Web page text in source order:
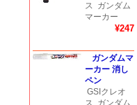
ス ガンダム
マーカー
¥247
ガンダムマ
ーカー 消し
ペン
GSIクレオ
ス ガンダム